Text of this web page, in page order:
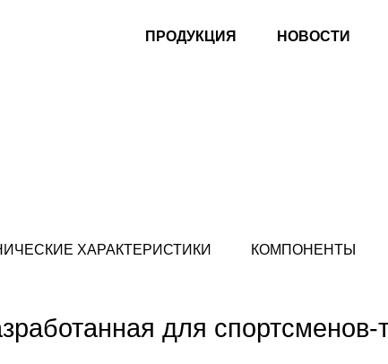
ПРОДУКЦИЯ НОВОСТИ
ХАРАКТЕРИСТИКИ КОМПОНЕНТЫ
для спортсменов-